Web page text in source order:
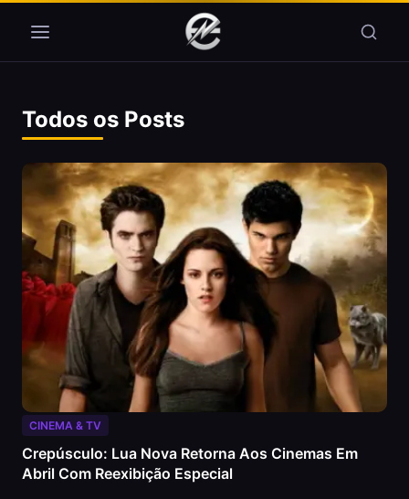
Todos os Posts
CINEMA & TV
Crepúsculo: Lua Nova Retorna Aos Cinemas Em
Abril Com Reexibição Especial